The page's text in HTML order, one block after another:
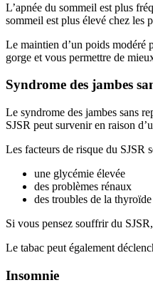
L’apnée du sommeil est plus
sommeil est plus élevé chez les
Le maintien d’un poids modéré
gorge et vous permettre de
Syndrome des jambes
Le syndrome des jambes sans
SJSR peut survenir en raison
Les facteurs de risque du SJSR
une glycémie élevée
des problèmes rénaux
des troubles de la thyroïde
Si vous pensez souffrir du
Le tabac peut également
Insomnie